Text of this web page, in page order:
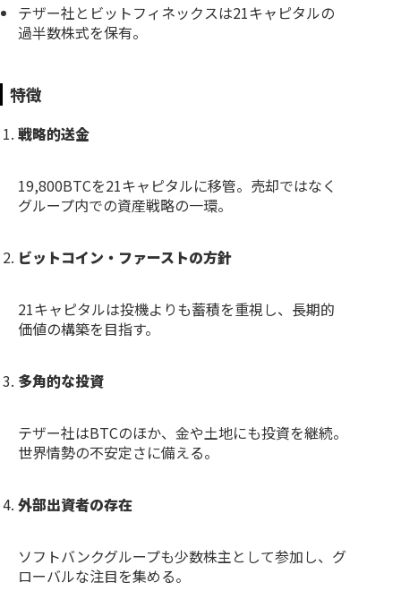
テザー社とビットフィネックスは21キャピタルの
過半数株式を保有。
特徴
戦略的送金
19,800BTCを21キャピタルに移管。売却ではなく
グループ内での資産戦略の一環。
ビットコイン・ファーストの方針
21キャピタルは投機よりも蓄積を重視し、長期的
価値の構築を目指す。
多角的な投資
テザー社はBTCのほか、金や土地にも投資を継続。
世界情勢の不安定さに備える。
外部出資者の存在
ソフトバンクグループも少数株主として参加し、グ
ローバルな注目を集める。